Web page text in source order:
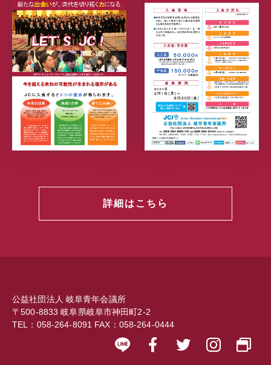
詳細はこちら
公益社団法人 岐阜青年会議所
〒500-8833 岐阜県岐阜市神田町2-2
TEL：058-264-8091 FAX：058-264-0444